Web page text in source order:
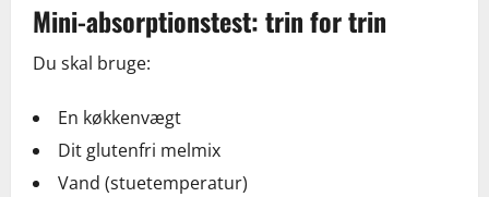
Mini-absorptionstest: trin for trin
Du skal bruge:
En køkkenvægt
Dit glutenfri melmix
Vand (stuetemperatur)